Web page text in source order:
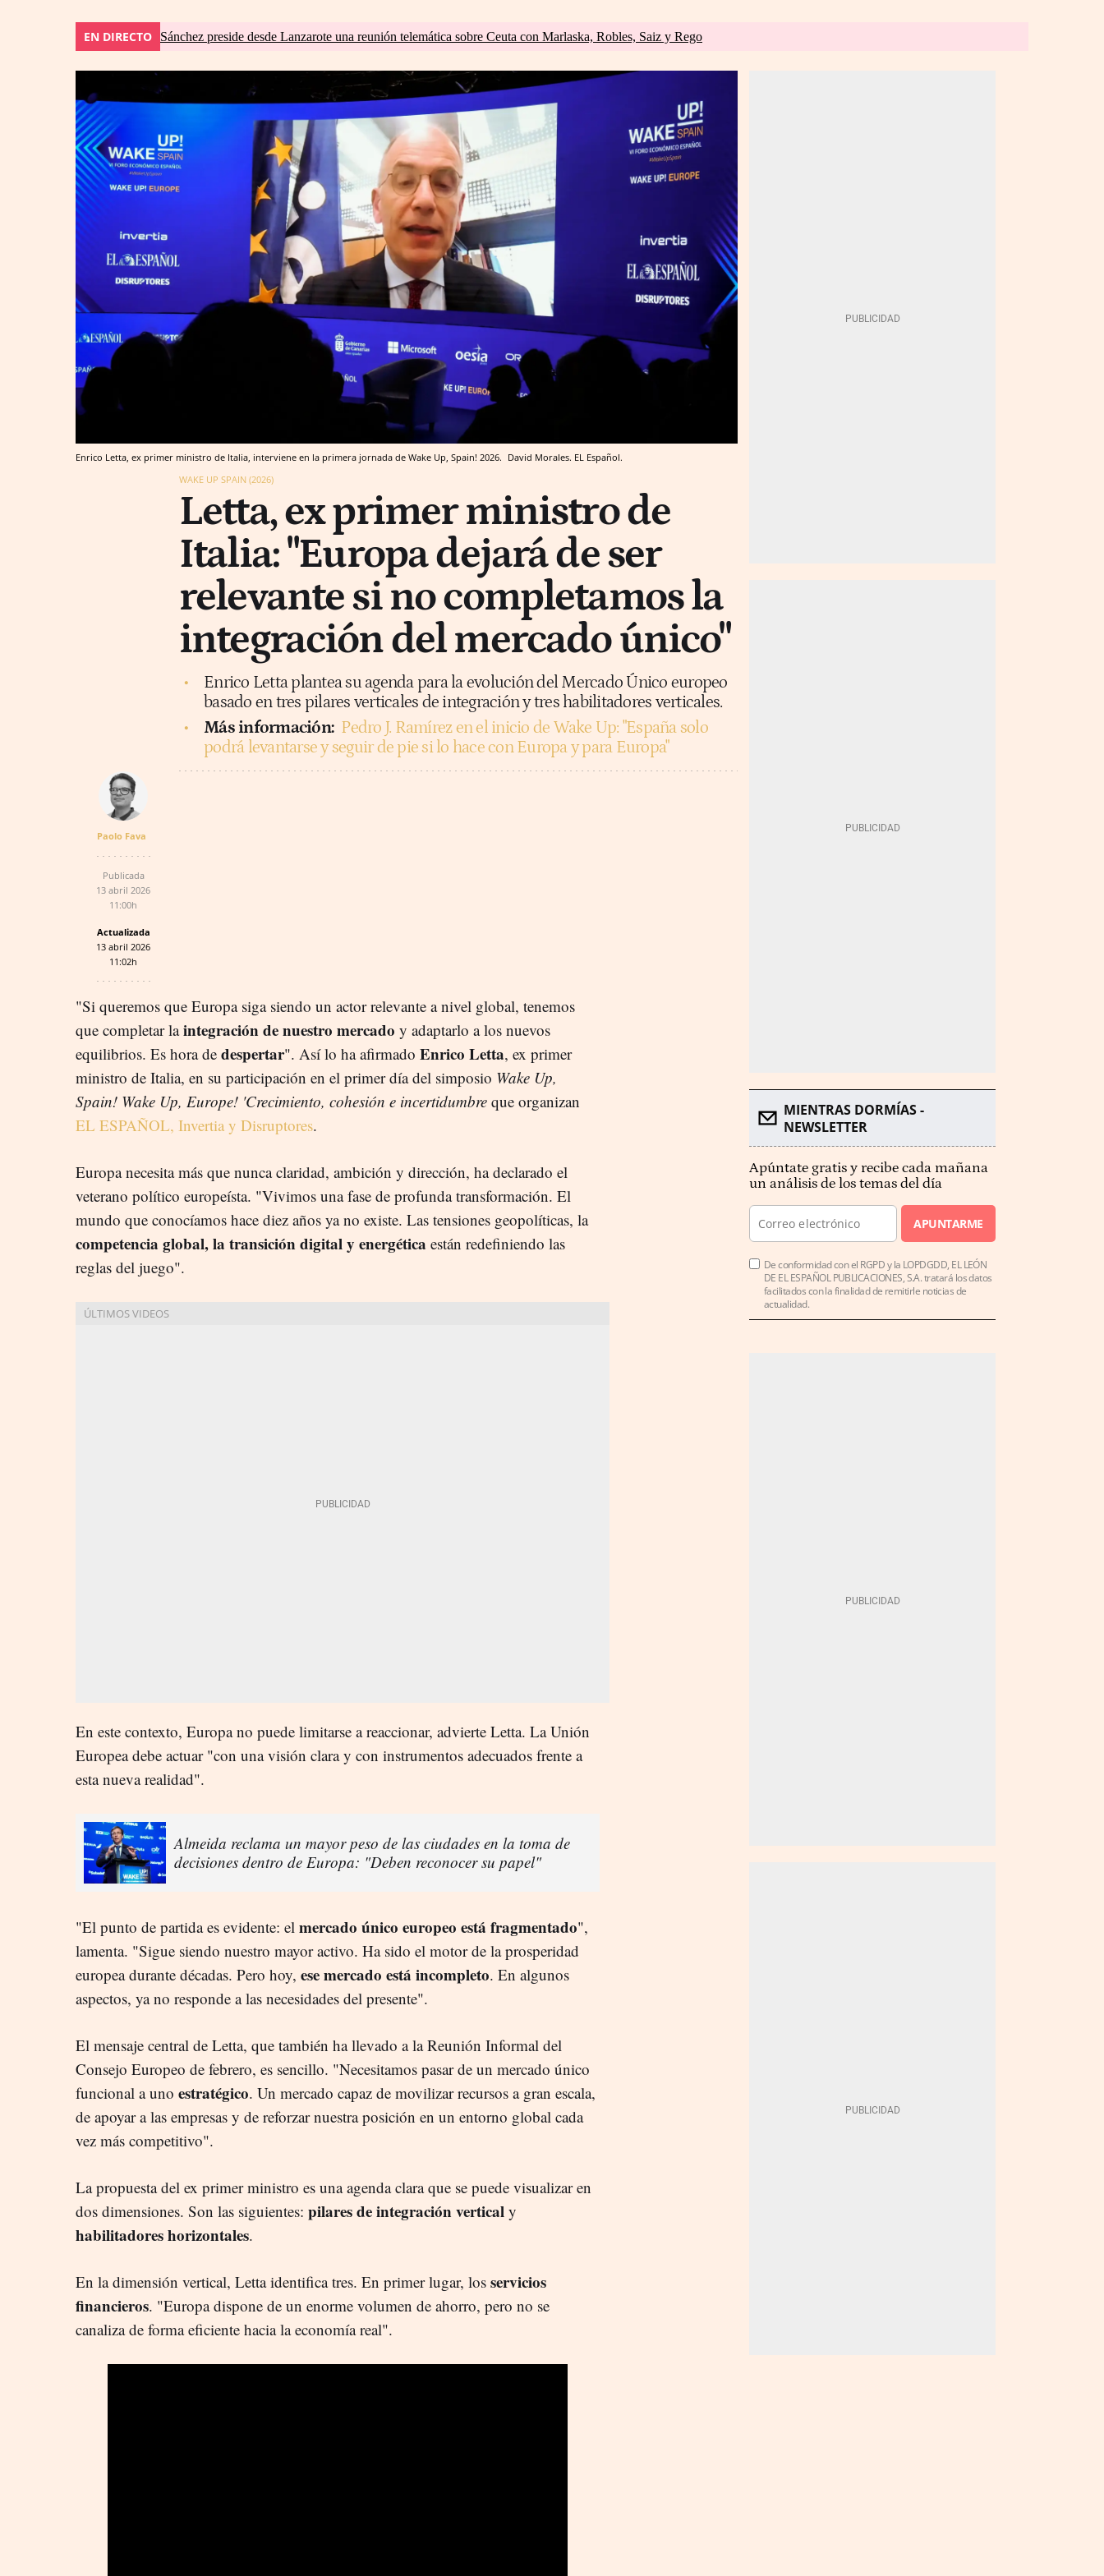
EN DIRECTO Sánchez preside desde Lanzarote una reunión telemática sobre Ceuta con Marlaska, Robles, Saiz y Rego
Enrico Letta, ex primer ministro de Italia, interviene en la primera jornada de Wake Up, Spain! 2026. David Morales. EL Español.
WAKE UP SPAIN (2026)
Letta, ex primer ministro de
Italia: "Europa dejará de ser
relevante si no completamos la
integración del mercado único"
Enrico Letta plantea su agenda para la evolución del Mercado Único europeo
basado en tres pilares verticales de integración y tres habilitadores verticales.
Más información: Pedro J. Ramírez en el inicio de Wake Up: "España solo
podrá levantarse y seguir de pie si lo hace con Europa y para Europa"
Paolo Fava
Publicada
13 abril 2026
11:00h
Actualizada
13 abril 2026
11:02h
"Si queremos que Europa siga siendo un actor relevante a nivel global, tenemos
que completar laintegración de nuestro mercado y adaptarlo a los nuevos
equilibrios. Es hora de despertar". Así lo ha afirmado Enrico Letta, ex primer
ministro de Italia, en su participación en el primer día del simposio Wake Up,
Spain! Wake Up, Europe! 'Crecimiento, cohesión e incertidumbre que organizan
EL ESPAÑOL, Invertia y Disruptores.
Europa necesita más que nunca claridad, ambición y dirección, ha declarado el
veterano político europeísta. "Vivimos una fase de profunda transformación. El
mundo que conocíamos hace diez años ya no existe. Las tensiones geopolíticas, la
competencia global, la transición digital y energética están redefiniendo las
reglas del juego".
En este contexto, Europa no puede limitarse a reaccionar, advierte Letta. La Unión
Europea debe actuar "con una visión clara y con instrumentos adecuados frente a
esta nueva realidad".
Almeida reclama un mayor peso de las ciudades en la toma de
decisiones dentro de Europa: "Deben reconocer su papel"
"El punto de partida es evidente: el mercado único europeo está fragmentado",
lamenta. "Sigue siendo nuestro mayor activo. Ha sido el motor de la prosperidad
europea durante décadas. Pero hoy, ese mercado está incompleto. En algunos
aspectos, ya no responde a las necesidades del presente".
El mensaje central de Letta, que también ha llevado a la Reunión Informal del
Consejo Europeo de febrero, es sencillo. "Necesitamos pasar de un mercado único
funcional a uno estratégico. Un mercado capaz de movilizar recursos a gran escala,
de apoyar a las empresas y de reforzar nuestra posición en un entorno global cada
vez más competitivo".
La propuesta del ex primer ministro es una agenda clara que se puede visualizar en
dos dimensiones. Son las siguientes: pilares de integración vertical y
habilitadores horizontales.
En la dimensión vertical, Letta identifica tres. En primer lugar, los servicios
financieros. "Europa dispone de un enorme volumen de ahorro, pero no se
canaliza de forma eficiente hacia la economía real".
MIENTRAS DORMÍAS -
NEWSLETTER
Apúntate gratis y recibe cada mañana
un análisis de los temas del día
APUNTARME
De conformidad con el RGPD y la LOPDGDD, EL LEÓN
DE EL ESPAÑOL PUBLICACIONES, S.A. tratará los datos
facilitados con la finalidad de remitirle noticias de
actualidad.